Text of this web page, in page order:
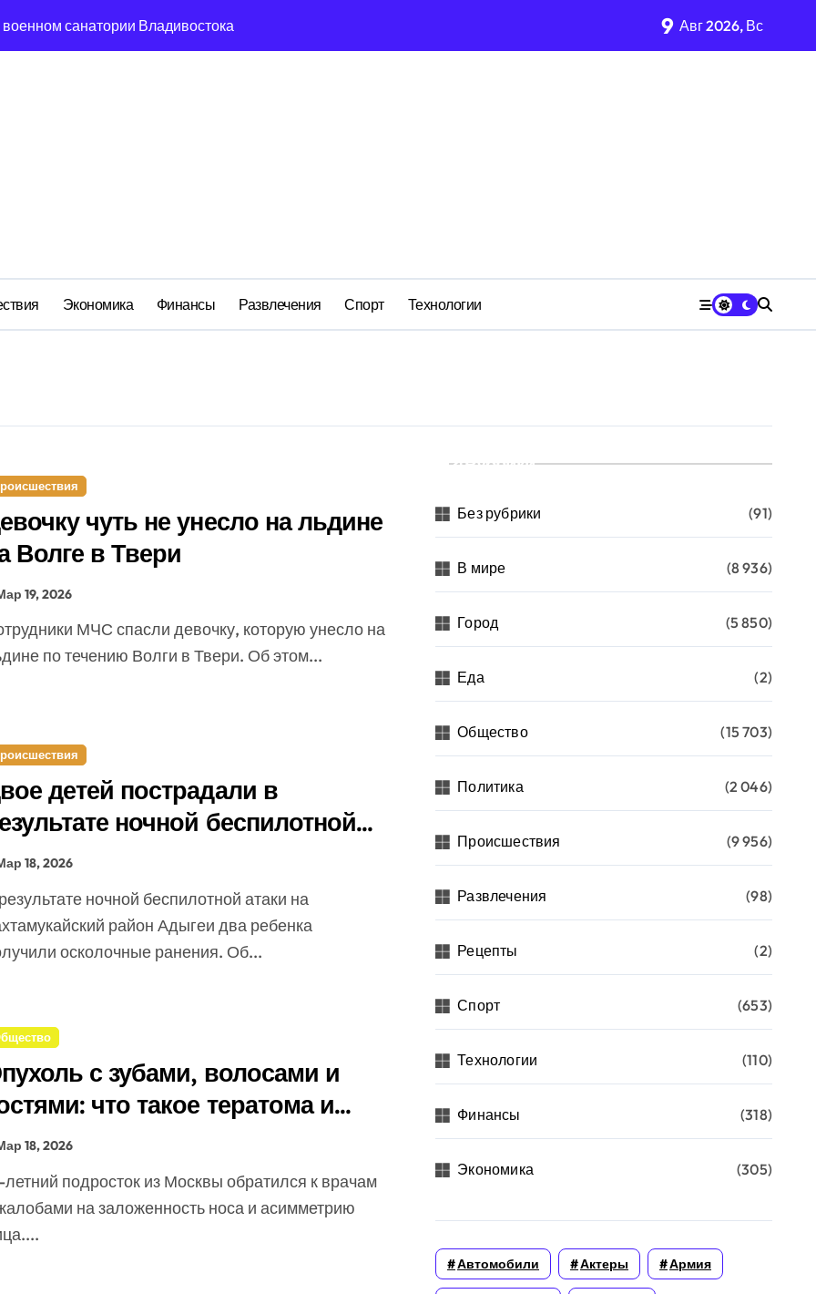
военные изымают спирт «для защиты Отечества»
и маркетплейсы «умывают руки» после ударов по складам Wildberries?
с военной продукцией: предприятия обратились в СК
9 Авг 2026, Вс
Экономика Финансы Развлечения Спорт Технологии
чуть не унесло на льдине
Волге в Твери
19, 2026
по течению Волги в Твери. Об этом...
детей пострадали в
ночной беспилотной
в Адыгее
18, 2026
район Адыгеи два ребенка
осколочные ранения. Об...
с зубами, волосами и
что такое тератома и
она опасна
18, 2026
на заложенность носа и асимметрию
Рубрики
Без рубрики (91)
В мире (8 936)
Город (5 850)
Еда (2)
Общество (15 703)
Политика (2 046)
Происшествия (9 956)
Развлечения (98)
Рецепты (2)
Спорт (653)
Технологии (110)
Финансы (318)
Экономика (305)
Автомобили Актеры Армия